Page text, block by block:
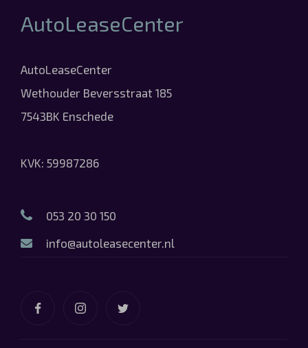
AutoLeaseCenter
AutoLeaseCenter
Wethouder Beversstraat 185
7543BK Enschede
KVK: 59987286
053 20 30 150
info@autoleasecenter.nl